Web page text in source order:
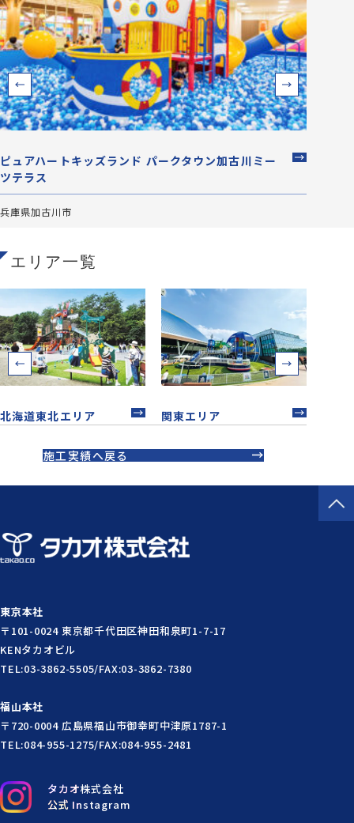
ピュアハートキッズランド パークタウン加古川ミー
ツテラス
兵庫県加古川市
エリア一覧
北海道東北エリア 関東エリア
施工実績へ戻る
タカオ株式会社
公式 Instagram
東京本社
〒101-0024 東京都千代田区神田和泉町1-7-17
KENタカオビル
TEL:03-3862-5505/FAX:03-3862-7380
福山本社
〒720-0004 広島県福山市御幸町中津原1787-1
TEL:084-955-1275/FAX:084-955-2481